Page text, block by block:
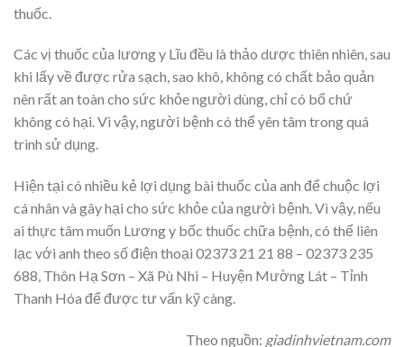
thuốc.
Các vị thuốc của lương y Lĩu đều là thảo dược thiên nhiên, sau
khi lấy về được rửa sạch, sao khô, không có chất bảo quản
nên rất an toàn cho sức khỏe người dùng, chỉ có bổ chứ
không có hại. Vì vậy, người bệnh có thể yên tâm trong quá
trình sử dụng.
Hiện tại có nhiều kẻ lợi dụng bài thuốc của anh để chuộc lợi
cá nhân và gây hại cho sức khỏe của người bệnh. Vì vậy, nếu
ai thực tâm muốn Lương y bốc thuốc chữa bệnh, có thể liên
lạc với anh theo số điện thoại 02373 21 21 88 – 02373 235
688, Thôn Hạ Sơn – Xã Pù Nhi – Huyện Mường Lát – Tỉnh
Thanh Hóa để được tư vấn kỹ càng.
Theo nguồn: giadinhvietnam.com